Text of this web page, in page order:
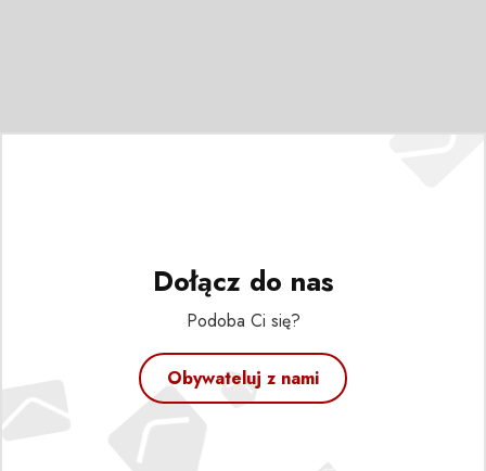
Dołącz do nas
Podoba Ci się?
Obywateluj z nami